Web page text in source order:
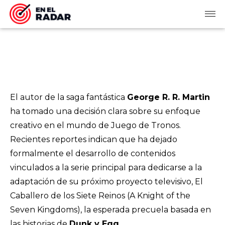
El autor de la saga fantástica George R. R. Martin
ha tomado una decisión clara sobre su enfoque
creativo en el mundo deJuego de Tronos.
Recientes reportes indican que ha dejado
formalmente el desarrollo de contenidos
vinculados a la serie principal para dedicarse a la
adaptación de su próximo proyecto televisivo, El
Caballero de los Siete Reinos (A Knight of the
Seven Kingdoms), la esperada precuela basada en